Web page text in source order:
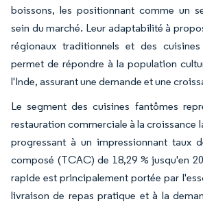
boissons, les positionnant comme un
sein du marché. Leur adaptabilité à
régionaux traditionnels et des
permet de répondre à la population
l'Inde, assurant une demande et une
Le segment des cuisines fantômes
restauration commerciale à la croissance
progressant à un impressionnant taux
composé (TCAC) de 18,29 % jusqu'en
rapide est principalement portée par
livraison de repas pratique et à la